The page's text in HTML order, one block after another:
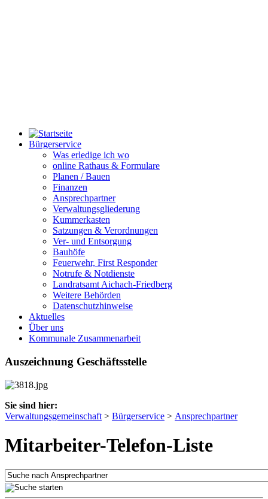
Bürgerservice
Was erledige ich wo
online Rathaus & Formulare
Planen / Bauen
Finanzen
Ansprechpartner
Verwaltungsgliederung
Kummerkasten
Satzungen & Verordnungen
Ver- und Entsorgung
Bauhöfe
Feuerwehr, First Responder
Notrufe & Notdienste
Landratsamt Aichach-Friedberg
Weitere Behörden
Datenschutzhinweise
Aktuelles
Über uns
Kommunale Zusammenarbeit
Auszeichnung Geschäftsstelle
Sie sind hier:
Verwaltungsgemeinschaft > Bürgerservice > Ansprechpartner
Mitarbeiter-Telefon-Liste